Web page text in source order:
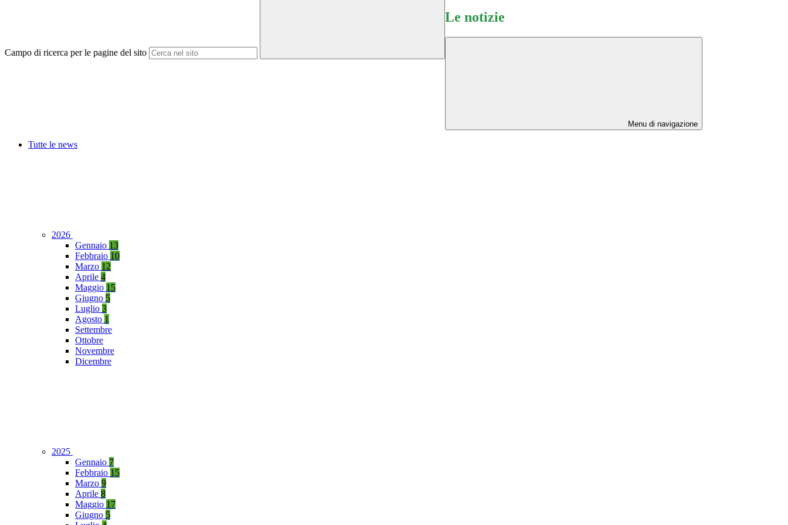
Campo di ricerca per le pagine del sito
Le notizie
Menu di navigazione
Tutte le news
2026
Gennaio 13
Febbraio 10
Marzo 12
Aprile 4
Maggio 15
Giugno 5
Luglio 3
Agosto 1
Settembre
Ottobre
Novembre
Dicembre
2025
Gennaio 7
Febbraio 15
Marzo 9
Aprile 8
Maggio 17
Giugno 5